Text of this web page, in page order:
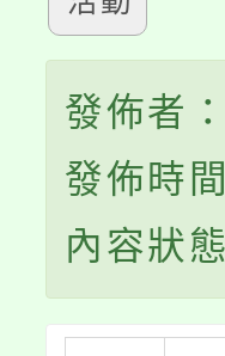
發佈者
發佈時
內容狀